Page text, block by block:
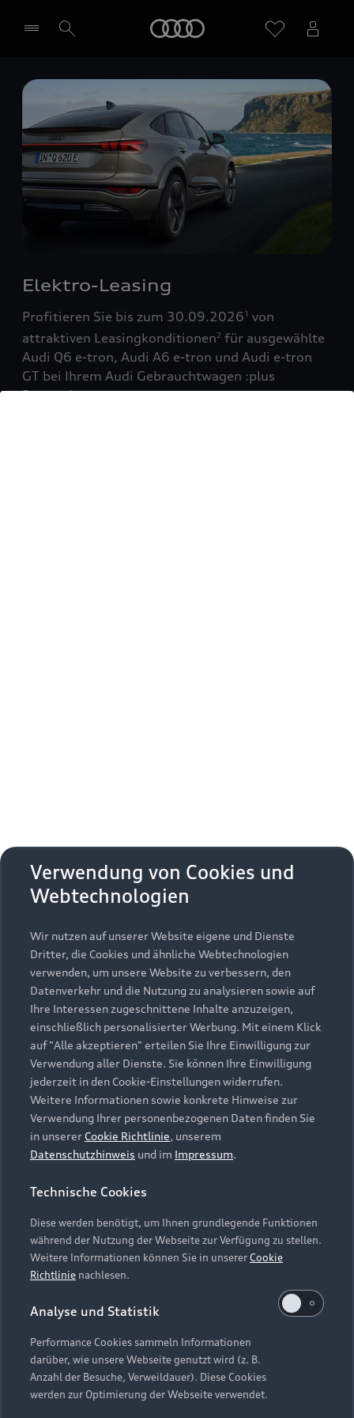
Händler wählen
Elektro-Leasing
Profitieren Sie bis zum 30.09.20261 von
attraktiven Leasingkonditionen2 für ausgewählte
Audi Q6 e-tron, Audi A6 e-tron und Audi e-tron
GT bei Ihrem Audi Gebrauchtwagen :plus
Partner!
Zurück nach oben
Modelle
Alle Modelle
Modelle vergleichen
Elektromodelle
Plug-in-Hybride
Kaufen & leasen
Neuwagensuche
Gebrauchtwagensuche
Gebrauchtwagen
Finanzierung
Aktionen & Angebote
Geschäftskunden
Service & Zubehör
Saisonale Angebote
Audi Services
Garantie
Audi digital services
myAudi
Support
Kundenservice
Händlersuche
Audi Code
Online-Terminvereinbarung
Servicekontakt
Vertrag widerrufen
Über Audi
Unternehmen
Karriere
Investor Relations
Presse & Media Center
Datenschutz
Audi erleben
Newsletter
Impressum Rechtliches
Hinweisgebersystem
Datenschutzinformation
Cookie-Einstellungen
Cookie-Richtlinie
Barrierefreiheit
Hinweis: Die aktuelle Darstellung und Anordnung der
Embleme am Fahrzeug bei allen Abbildungen auf dieser
Webseite kann abweichen.
Verwendung von Cookies und
Webtechnologien
Wir nutzen auf unserer Website eigene und Dienste
Dritter, die Cookies und ähnliche Webtechnologien
verwenden, um unsere Website zu verbessern, den
Datenverkehr und die Nutzung zu analysieren sowie auf
Ihre Interessen zugeschnittene Inhalte anzuzeigen,
einschließlich personalisierter Werbung. Mit einem Klick
auf "Alle akzeptieren" erteilen Sie Ihre Einwilligung zur
Verwendung aller Dienste. Sie können Ihre Einwilligung
jederzeit in den Cookie-Einstellungen widerrufen.
Weitere Informationen sowie konkrete Hinweise zur
Verwendung Ihrer personenbezogenen Daten finden Sie
in unserer Cookie Richtlinie, unserem
Datenschutzhinweis und im Impressum.
Technische Cookies
Diese werden benötigt, um Ihnen grundlegende Funktionen
während der Nutzung der Webseite zur Verfügung zu stellen.
Weitere Informationen können Sie in unsererCookie
Richtlinie nachlesen.
Analyse und Statistik
Performance Cookies sammeln Informationen
darüber, wie unsere Webseite genutzt wird (z. B.
Anzahl der Besuche, Verweildauer). Diese Cookies
werden zur Optimierung der Webseite verwendet.